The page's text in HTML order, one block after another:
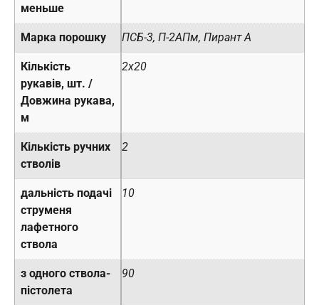
меньше
Марка порошку ПСБ-3, П-2АПм, Пирант А
Кількість
рукавів, шт. /
Довжина рукава,
м
2х20
Кількість ручних
стволів
2
дальність подачі
струменя
лафетного
ствола
10
з одного ствола-
пістолета
90